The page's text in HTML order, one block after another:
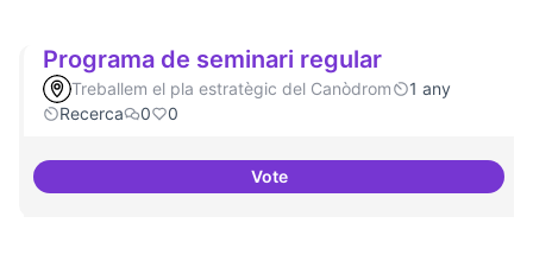
Programa de seminari regular
Treballem el pla estratègic del Canòdrom
1 any
Recerca
0 0
VotePrograma de seminari regular